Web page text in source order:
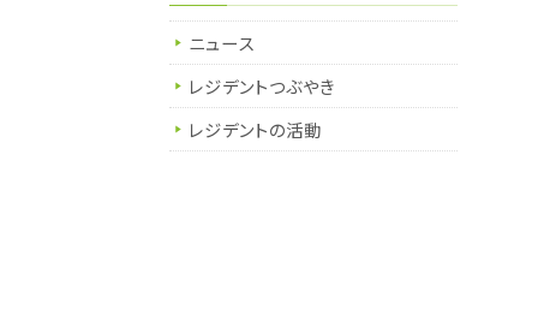
ニュース
レジデントつぶやき
レジデントの活動